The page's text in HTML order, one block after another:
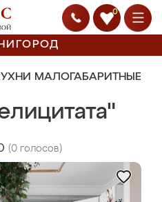
0
МАЛОГАБАРИТНЫЕ
(0 голосов)